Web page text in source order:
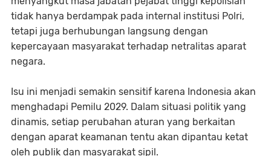
tidak hanya berdampak pada internal institusi Polri,
tetapi juga berhubungan langsung dengan
kepercayaan masyarakat terhadap netralitas aparat
negara.
Isu ini menjadi semakin sensitif karena Indonesia akan
menghadapi Pemilu 2029. Dalam situasi politik yang
dinamis, setiap perubahan aturan yang berkaitan
dengan aparat keamanan tentu akan dipantau ketat
oleh publik dan masyarakat sipil.